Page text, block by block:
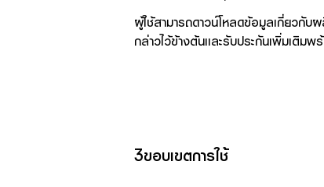
ผู้ใช้สามารถดาวน์โหลดข้อมูลเกี่ยวกับ
กล่าวไว้ข้างต้นและรับประกันเพิ่มเติม
3ขอบเขตการใช้